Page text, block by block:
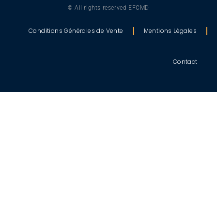
© All rights reserved EFCMD
Conditions Générales de Vente Mentions Légales
Contact